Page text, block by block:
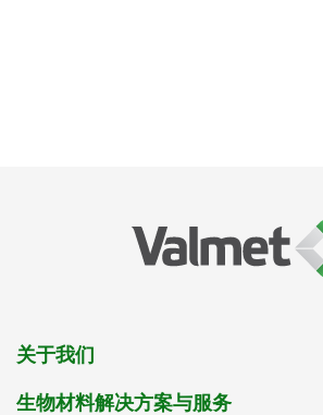
关于我们
生物材料解决方案与服务